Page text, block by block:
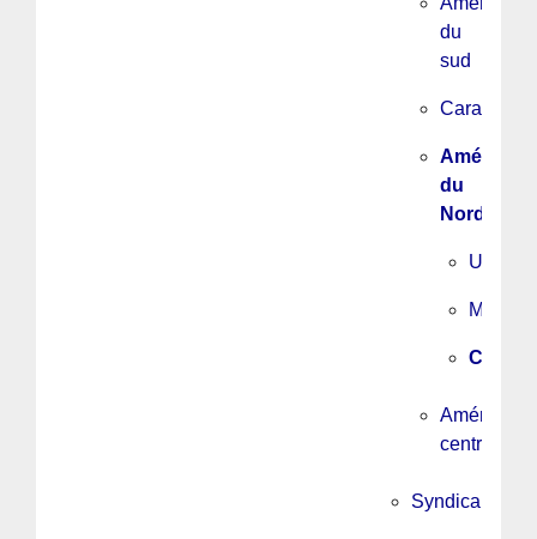
du
sud
Caraïbes
Amérique
du
Nord
USA
Amérique
centrale
Syndicalisme